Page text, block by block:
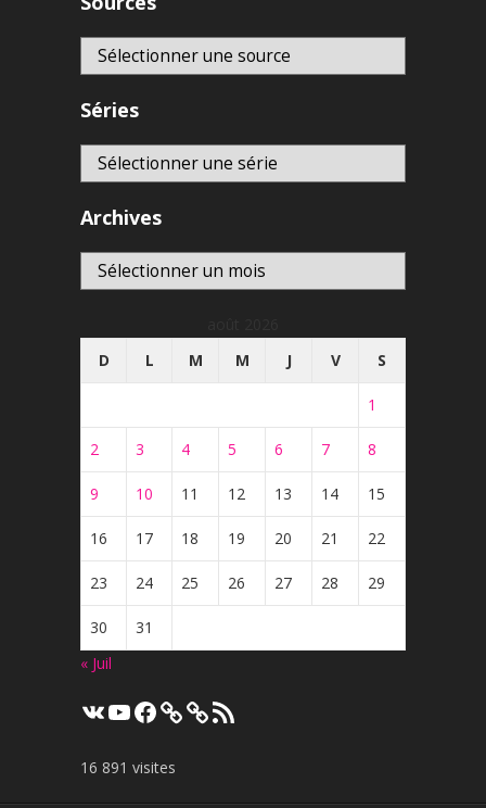
Séries
Archives
Archives
D
L M M J V S
1
2 3 4 5 6 7 8
9 10 11 12 13 14 15
16 17 18 19 20 21 22
23 24 25 26 27 28 29
30
31
« Juil
VK YouTube
Facebook Flux
RSS
16 891 visites